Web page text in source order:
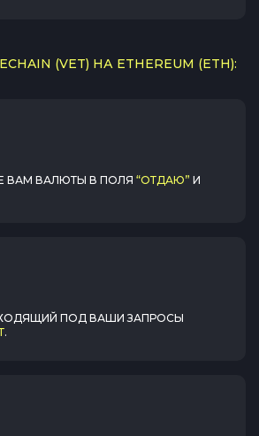
(VET) НА ETHEREUM (ETH):
ВАМ ВАЛЮТЫ В ПОЛЯ “ОТДАЮ” И
ПОД ВАШИ ЗАПРОСЫ
.